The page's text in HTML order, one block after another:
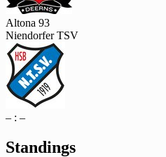
Altona 93
Niendorfer TSV
– : –
Standings